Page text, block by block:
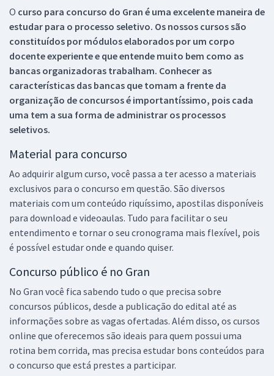
O curso para concurso do Gran é uma excelente maneira de
estudar para o processo seletivo. Os nossos cursos são
constituídos por módulos elaborados por um corpo
docente experiente e que entende muito bem como as
bancas organizadoras trabalham. Conhecer as
características das bancas que tomam a frente da
organização de concursos é importantíssimo, pois cada
uma tem a sua forma de administrar os processos
seletivos.
Material para concurso
Ao adquirir algum curso, você passa a ter acesso a materiais
exclusivos para o concurso em questão. São diversos
materiais com um conteúdo riquíssimo, apostilas disponíveis
para download e videoaulas. Tudo para facilitar o seu
entendimento e tornar o seu cronograma mais flexível, pois
é possível estudar onde e quando quiser.
Concurso público é no Gran
No Gran você fica sabendo tudo o que precisa sobre
concursos públicos, desde a publicação do edital até as
informações sobre as vagas ofertadas. Além disso, os cursos
online que oferecemos são ideais para quem possui uma
rotina bem corrida, mas precisa estudar bons conteúdos para
o concurso que está prestes a participar.